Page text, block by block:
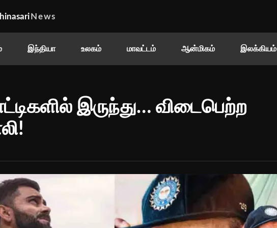
News
இந்தியா உலகம் மாவட்டம் ஆன்மிகம் இலக்கியம்
இருந்து… விடைபெற்ற